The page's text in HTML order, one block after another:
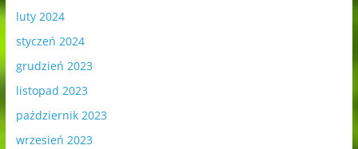
luty 2024
styczeń 2024
grudzień 2023
listopad 2023
październik 2023
wrzesień 2023